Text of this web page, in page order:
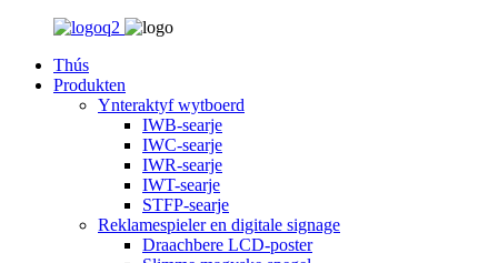
Thús
Produkten
Ynteraktyf wytboerd
IWB-searje
IWC-searje
IWR-searje
IWT-searje
STFP-searje
Reklamespieler en digitale signage
Draachbere LCD-poster